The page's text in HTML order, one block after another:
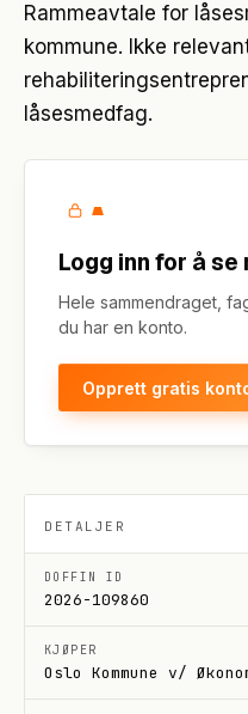
Rammeavtale for
kommune. Ikke
låsesmedfag.
Logg inn for å se
Hele sammendraget,
du har en konto.
Opprett gratis
DETALJER
DOFFIN ID
2026-109860
KJØPER
Oslo Kommune v/